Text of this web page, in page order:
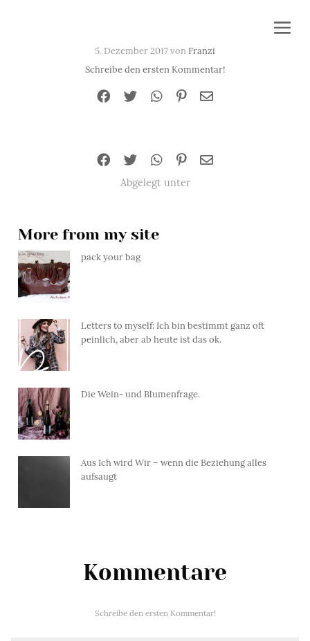
5. Dezember 2017 vonFranzi
Schreibe den ersten Kommentar!
Abgelegt unter
More from my site
pack your bag
Letters to myself: Ich bin bestimmt ganz oft
peinlich, aber ab heute ist das ok.
Die Wein- und Blumenfrage.
Aus Ich wird Wir – wenn die Beziehung alles
aufsaugt
Kommentare
Schreibe den ersten Kommentar!